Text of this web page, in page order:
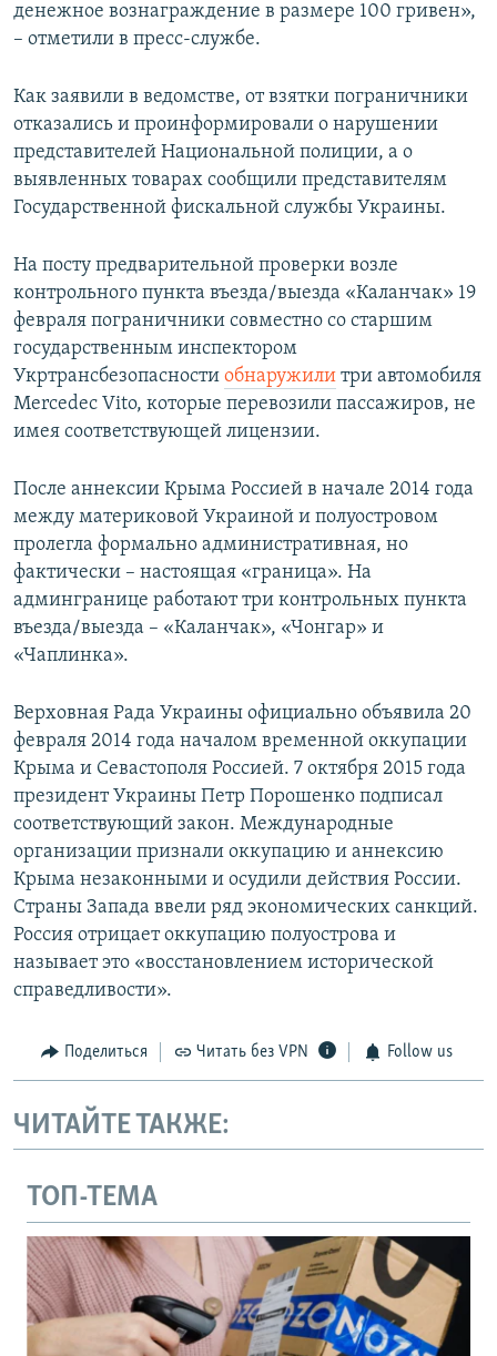
денежное вознаграждение в размере 100 гривен»,
– отметили в пресс-службе.
Как заявили в ведомстве, от взятки пограничники
отказались и проинформировали о нарушении
представителей Национальной полиции, а о
выявленных товарах сообщили представителям
Государственной фискальной службы Украины.
На посту предварительной проверки возле
контрольного пункта въезда/выезда «Каланчак» 19
февраля пограничники совместно со старшим
государственным инспектором
Укртрансбезопасности обнаружили три автомобиля
Mercedec Vito, которые перевозили пассажиров, не
имея соответствующей лицензии.
После аннексии Крыма Россией в начале 2014 года
между материковой Украиной и полуостровом
пролегла формально административная, но
фактически – настоящая «граница». На
админгранице работают три контрольных пункта
въезда/выезда – «Каланчак», «Чонгар» и
«Чаплинка».
Верховная Рада Украины официально объявила 20
февраля 2014 года началом временной оккупации
Крыма и Севастополя Россией. 7 октября 2015 года
президент Украины Петр Порошенко подписал
соответствующий закон. Международные
организации признали оккупацию и аннексию
Крыма незаконными и осудили действия России.
Страны Запада ввели ряд экономических санкций.
Россия отрицает оккупацию полуострова и
называет это «восстановлением исторической
справедливости».
Поделиться Читать без VPN Follow us
ЧИТАЙТЕ ТАКЖЕ:
ТОП-ТЕМА